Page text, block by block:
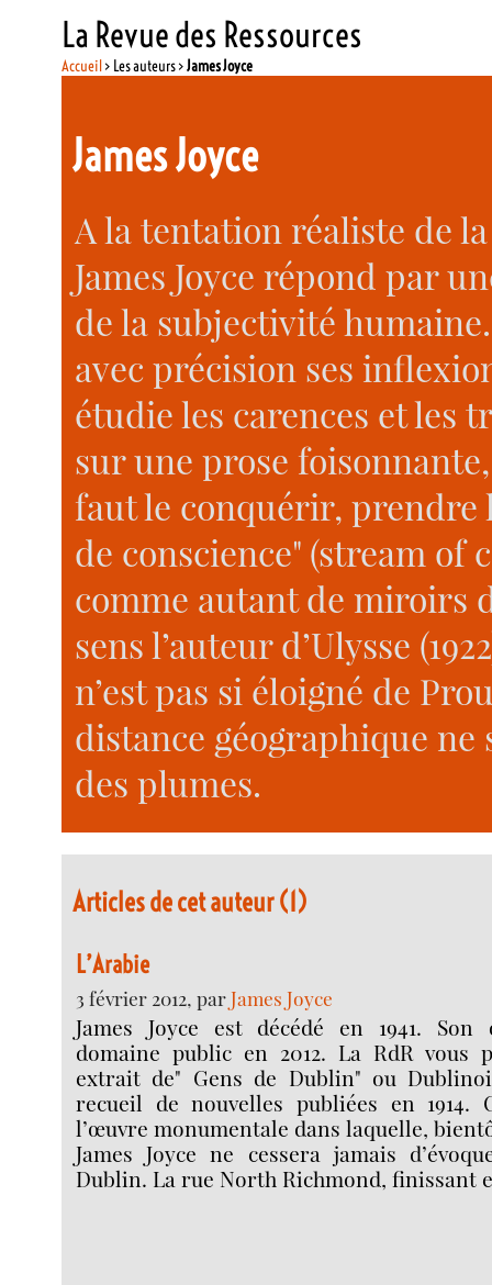
La Revue des Ressources
Accueil> Les auteurs >James Joyce
James Joyce
A la tentation réaliste de
James Joyce répond par
de la subjectivité
avec précision ses
étudie les carences et les
sur une prose
faut le conquérir, prendre
de conscience" (stream of
comme autant de miroirs
sens l’auteur d’Ulysse
n’est pas si éloigné de
distance géographique
des plumes.
Articles de cet auteur (1)
L’Arabie
3 février 2012, parJames Joyce
James Joyce est décédé en 1941.
domaine public en 2012. La RdR vous
extrait de" Gens de Dublin" ou
recueil de nouvelles publiées en 1914.
l’œuvre monumentale dans laquelle,
James Joyce ne cessera jamais
Dublin. La rue North Richmond, finissant